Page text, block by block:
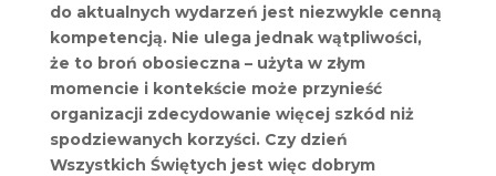
do aktualnych wydarzeń jest niezwykle cenną
kompetencją. Nie ulega jednak wątpliwości,
że to broń obosieczna – użyta w złym
momencie i kontekście może przynieść
organizacji zdecydowanie więcej szkód niż
spodziewanych korzyści. Czy dzień
Wszystkich Świętych jest więc dobrym